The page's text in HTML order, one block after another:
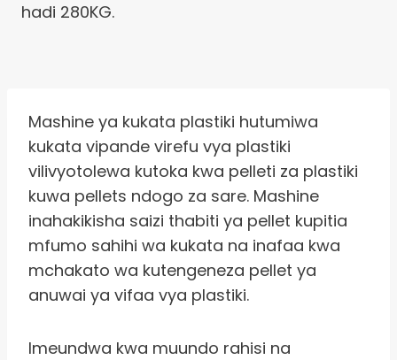
hadi 280KG.
Mashine ya kukata plastiki hutumiwa
kukata vipande virefu vya plastiki
vilivyotolewa kutoka kwa pelleti za plastiki
kuwa pellets ndogo za sare. Mashine
inahakikisha saizi thabiti ya pellet kupitia
mfumo sahihi wa kukata na inafaa kwa
mchakato wa kutengeneza pellet ya
anuwai ya vifaa vya plastiki.
Imeundwa kwa muundo rahisi na